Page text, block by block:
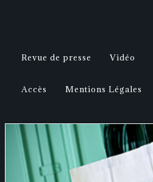
Revue de presse Vidéo
Accès Mentions Légales